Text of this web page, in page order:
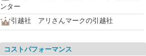
ンター
引越社 アリさんマークの引越社
コストパフォーマンス